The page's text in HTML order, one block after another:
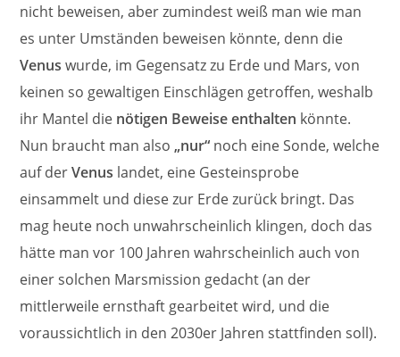
nicht beweisen, aber zumindest weiß man wie man
es unter Umständen beweisen könnte, denn die
Venus wurde, im Gegensatz zu Erde und Mars, von
keinen so gewaltigen Einschlägen getroffen, weshalb
ihr Mantel die nötigen Beweise enthalten könnte.
Nun braucht man also„nur“ noch eine Sonde, welche
auf derVenus landet, eine Gesteinsprobe
einsammelt und diese zur Erde zurück bringt. Das
mag heute noch unwahrscheinlich klingen, doch das
hätte man vor 100 Jahren wahrscheinlich auch von
einer solchen Marsmission gedacht (an der
mittlerweile ernsthaft gearbeitet wird, und die
voraussichtlich in den 2030er Jahren stattfinden soll).